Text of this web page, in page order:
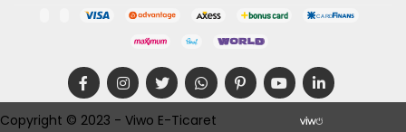
Copyright © 2023 - Viwo E-Ticaret